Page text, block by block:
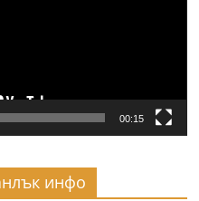
00:15
инфо